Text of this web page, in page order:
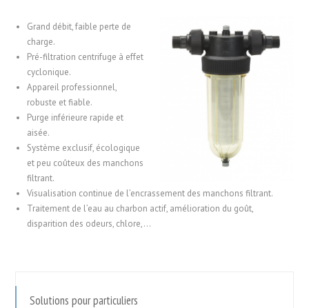
Grand débit, faible perte de
charge.
Pré-filtration centrifuge à effet
cyclonique.
Appareil professionnel,
robuste et fiable.
Purge inférieure rapide et
aisée.
Système exclusif, écologique
et peu coûteux des manchons
filtrant.
Visualisation continue de l’encrassement des manchons filtrant.
Traitement de l’eau au charbon actif, amélioration du goût,
disparition des odeurs, chlore,…
Solutions pour particuliers